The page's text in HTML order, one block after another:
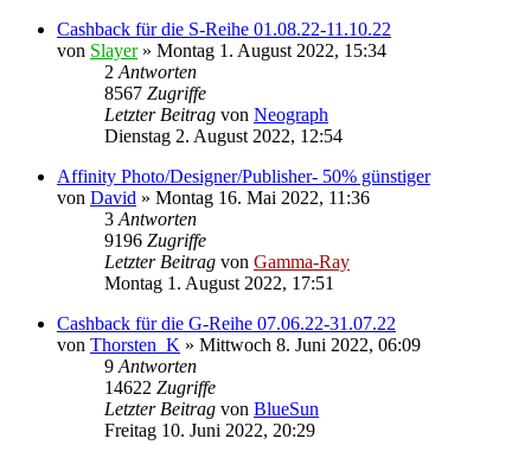
Cashback für die S-Reihe 01.08.22-11.10.22
von Slayer» Montag 1. August 2022, 15:34
2 Antworten
8567 Zugriffe
Letzter Beitrag von Neograph
Dienstag 2. August 2022, 12:54
Affinity Photo/Designer/Publisher- 50% günstiger
von David » Montag 16. Mai 2022, 11:36
3 Antworten
9196 Zugriffe
Letzter Beitrag von Gamma-Ray
Montag 1. August 2022, 17:51
Cashback für die G-Reihe 07.06.22-31.07.22
von Thorsten_K » Mittwoch 8. Juni 2022, 06:09
9 Antworten
14622 Zugriffe
Letzter Beitrag von BlueSun
Freitag 10. Juni 2022, 20:29